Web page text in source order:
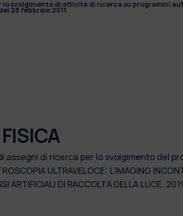
svolgimento di attività di ricerca su programmi
28 febbraio 2011
di ricerca per lo svolgimento del
ULTRAVELOCE: L'IMAGING
ARTIFICIALI DI RACCOLTA DELLA LUCE.